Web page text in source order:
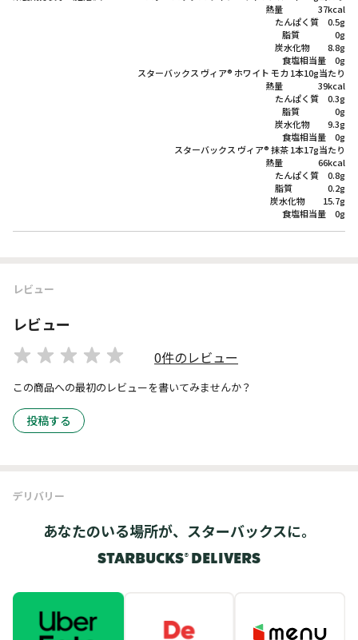
熱量 37kcal
たんぱく質 0.5g
脂質 0g
炭水化物 8.8g
食塩相当量 0g
スターバックス ヴィア® ホワイト モカ 1本10g当たり
熱量 39kcal
たんぱく質 0.3g
脂質 0g
炭水化物 9.3g
食塩相当量 0g
スターバックス ヴィア® 抹茶 1本17g当たり
熱量 66kcal
たんぱく質 0.8g
脂質 0.2g
炭水化物 15.7g
食塩相当量 0g
レビュー
レビュー
0件のレビュー
この商品への最初のレビューを書いてみませんか？
投稿する
デリバリー
あなたのいる場所が、スターバックスに。
STARBUCKS® DELIVERS